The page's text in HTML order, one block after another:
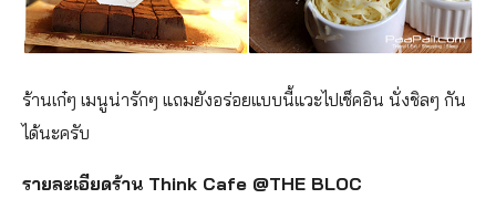
ร้านเก๋ๆ เมนูน่ารักๆ แถมยังอร่อยแบบนี้แวะไปเช็คอิน นั่งชิลๆ กัน
ได้นะครับ
รายละเอียดร้าน Think Cafe @THE BLOC